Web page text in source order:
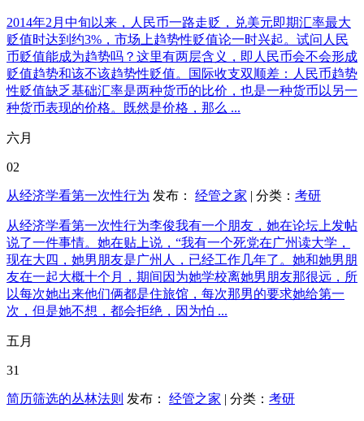
2014年2月中旬以来，人民币一路走贬，兑美元即期汇率最大
贬值时达到约3%，市场上趋势性贬值论一时兴起。试问人民
币贬值能成为趋势吗？这里有两层含义，即人民币会不会形成
贬值趋势和该不该趋势性贬值。国际收支双顺差：人民币趋势
性贬值缺乏基础汇率是两种货币的比价，也是一种货币以另一
种货币表现的价格。既然是价格，那么 ...
六月
02
从经济学看第一次性行为 发布： 经管之家 | 分类： 考研
从经济学看第一次性行为李俊我有一个朋友，她在论坛上发帖
说了一件事情。她在贴上说，“我有一个死党在广州读大学，
现在大四，她男朋友是广州人，已经工作几年了。她和她男朋
友在一起大概十个月，期间因为她学校离她男朋友那很远，所
以每次她出来他们俩都是住旅馆，每次那男的要求她给第一
次，但是她不想，都会拒绝，因为怕 ...
五月
31
简历筛选的丛林法则 发布： 经管之家 | 分类： 考研